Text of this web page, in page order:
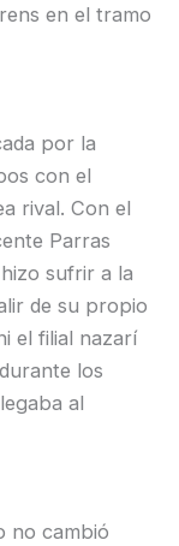
en el tramo
por la
con el
rival. Con el
Parras
sufrir a la
de su propio
el filial nazarí
los
al
no cambió